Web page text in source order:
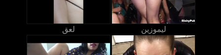
لعق ليموزين